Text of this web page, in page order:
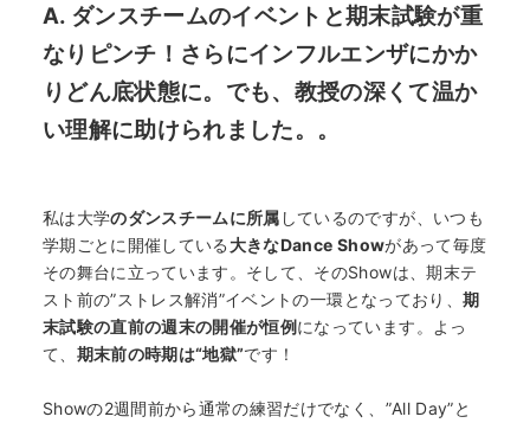
A. ダンスチームのイベントと期末試験が重
なりピンチ！さらにインフルエンザにかか
りどん底状態に。でも、教授の深くて温か
い理解に助けられました。。
私は大学のダンスチームに所属 しているのですが、いつも
学期ごとに開催している 大きなDance Showがあって毎度
その舞台に立っています。そして、そのShowは、期末テ
スト前の”ストレス解消”イベントの一環となっており、 期
末試験の直前の週末の開催が恒例になっています。よっ
て、 期末前の時期は“地獄”です！
Showの2週間前から通常の練習だけでなく、”All Day”と